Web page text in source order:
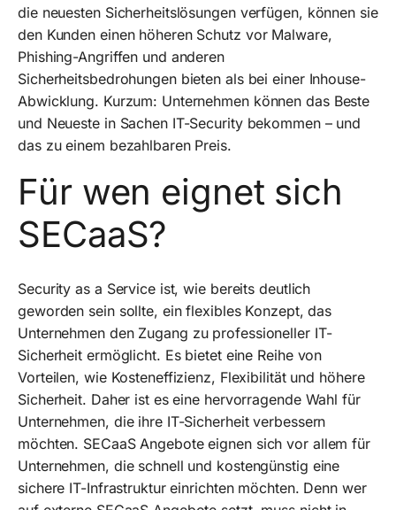
die neuesten Sicherheitslösungen verfügen, können sie
den Kunden einen höheren Schutz vor Malware,
Phishing-Angriffen und anderen
Sicherheitsbedrohungen bieten als bei einer Inhouse-
Abwicklung. Kurzum: Unternehmen können das Beste
und Neueste in Sachen IT-Security bekommen – und
das zu einem bezahlbaren Preis.
Für wen eignet sich
SECaaS?
Security as a Service ist, wie bereits deutlich
geworden sein sollte, ein flexibles Konzept, das
Unternehmen den Zugang zu professioneller IT-
Sicherheit ermöglicht. Es bietet eine Reihe von
Vorteilen, wie Kosteneffizienz, Flexibilität und höhere
Sicherheit. Daher ist es eine hervorragende Wahl für
Unternehmen, die ihre IT-Sicherheit verbessern
möchten. SECaaS Angebote eignen sich vor allem für
Unternehmen, die schnell und kostengünstig eine
sichere IT-Infrastruktur einrichten möchten. Denn wer